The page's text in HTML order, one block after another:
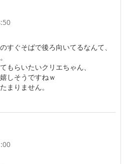
すぐそばで後ろ向いてるなんて、
もらいたいクリエちゃん、
しそうですねｗ
まりません。